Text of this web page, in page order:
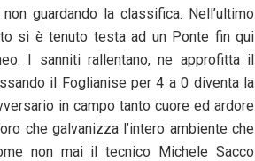
guardando la classifica. Nell’ultimo
si è tenuto testa ad un Ponte fin qui
I sanniti rallentano, ne approfitta il
il Foglianise per 4 a 0 diventa la
in campo tanto cuore ed ardore
che galvanizza l’intero ambiente che
non mai il tecnico Michele Sacco